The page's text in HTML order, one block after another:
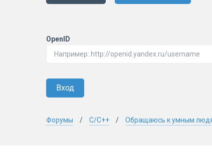
OpenID
Вход
Форумы C/C++ Обращаюсь к умным